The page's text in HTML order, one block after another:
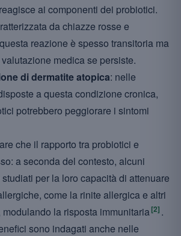
ai componenti dei probiotici.
da chiazze rosse e
reazione è spesso transitoria ma
medica se persiste.
di dermatite atopica: nelle
a questa condizione cronica,
potrebbero peggiorare i sintomi
che il rapporto tra probiotici e
a seconda del contesto, alcuni
per la loro capacità di attenuare
come la rinite allergica e altri
la risposta immunitaria[2] .
sono indagati anche nelle